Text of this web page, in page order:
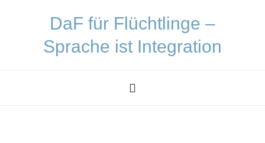
DaF für Flüchtlinge –
Sprache ist Integration